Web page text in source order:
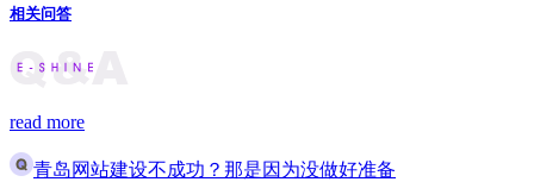
相关问答
read more
青岛网站建设不成功？那是因为没做好准备